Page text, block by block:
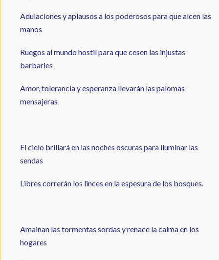
Adulaciones y aplausos a los poderosos para que alcen las
manos
Ruegos al mundo hostil para que cesen las injustas
barbaries
Amor, tolerancia y esperanza llevarán las palomas
mensajeras
El cielo brillará en las noches oscuras para iluminar las
sendas
Libres correrán los linces en la espesura de los bosques.
Amainan las tormentas sordas y renace la calma en los
hogares